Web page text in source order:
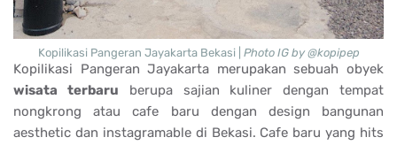
Kopilikasi Pangeran Jayakarta Bekasi | Photo IG by @kopipep
Kopilikasi Pangeran Jayakarta merupakan sebuah obyek
wisata terbaru berupa sajian kuliner dengan tempat
nongkrong atau cafe baru dengan design bangunan
aesthetic dan instagramable di Bekasi. Cafe baru yang hits